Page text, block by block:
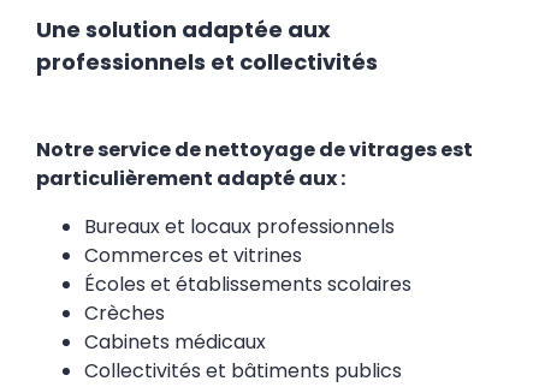
Une solution adaptée aux
professionnels et collectivités
Notre service de nettoyage de vitrages est
particulièrement adapté aux :
Bureaux et locaux professionnels
Commerces et vitrines
Écoles et établissements scolaires
Crèches
Cabinets médicaux
Collectivités et bâtiments publics